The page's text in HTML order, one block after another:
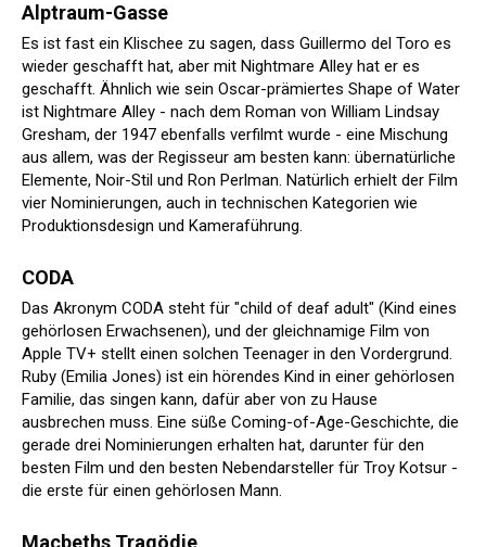
Alptraum-Gasse
Es ist fast ein Klischee zu sagen, dass Guillermo del Toro es
wieder geschafft hat, aber mit Nightmare Alley hat er es
geschafft. Ähnlich wie sein Oscar-prämiertes Shape of Water
ist Nightmare Alley - nach dem Roman von William Lindsay
Gresham, der 1947 ebenfalls verfilmt wurde - eine Mischung
aus allem, was der Regisseur am besten kann: übernatürliche
Elemente, Noir-Stil und Ron Perlman. Natürlich erhielt der Film
vier Nominierungen, auch in technischen Kategorien wie
Produktionsdesign und Kameraführung.
CODA
Das Akronym CODA steht für "child of deaf adult" (Kind eines
gehörlosen Erwachsenen), und der gleichnamige Film von
Apple TV+ stellt einen solchen Teenager in den Vordergrund.
Ruby (Emilia Jones) ist ein hörendes Kind in einer gehörlosen
Familie, das singen kann, dafür aber von zu Hause
ausbrechen muss. Eine süße Coming-of-Age-Geschichte, die
gerade drei Nominierungen erhalten hat, darunter für den
besten Film und den besten Nebendarsteller für Troy Kotsur -
die erste für einen gehörlosen Mann.
Macbeths Tragödie